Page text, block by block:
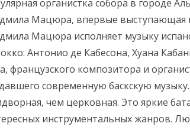
органистка собора в городе
Мацюра, впервые выступающая
Мацюра исполняет музыку
Антонио де Кабесона, Хуана
французского композитора и
современную баскскую
чем церковная. Это яркие
инструментальных жанров.